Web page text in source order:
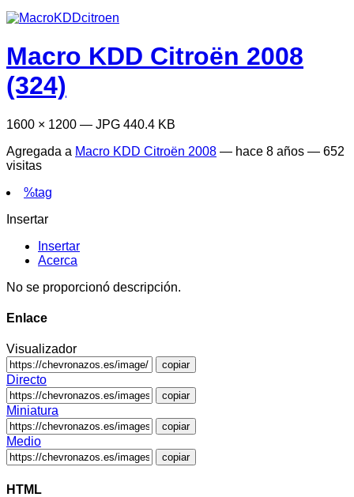
Macro KDD Citroën 2008
(324)
1600 × 1200 — JPG 440.4 KB
Agregada a Macro KDD Citroën 2008 — hace 8 años — 652
visitas
%tag
Insertar
Insertar
Acerca
No se proporcionó descripción.
Enlace
Visualizador
copiar
Directo
copiar
Miniatura
copiar
Medio
copiar
HTML